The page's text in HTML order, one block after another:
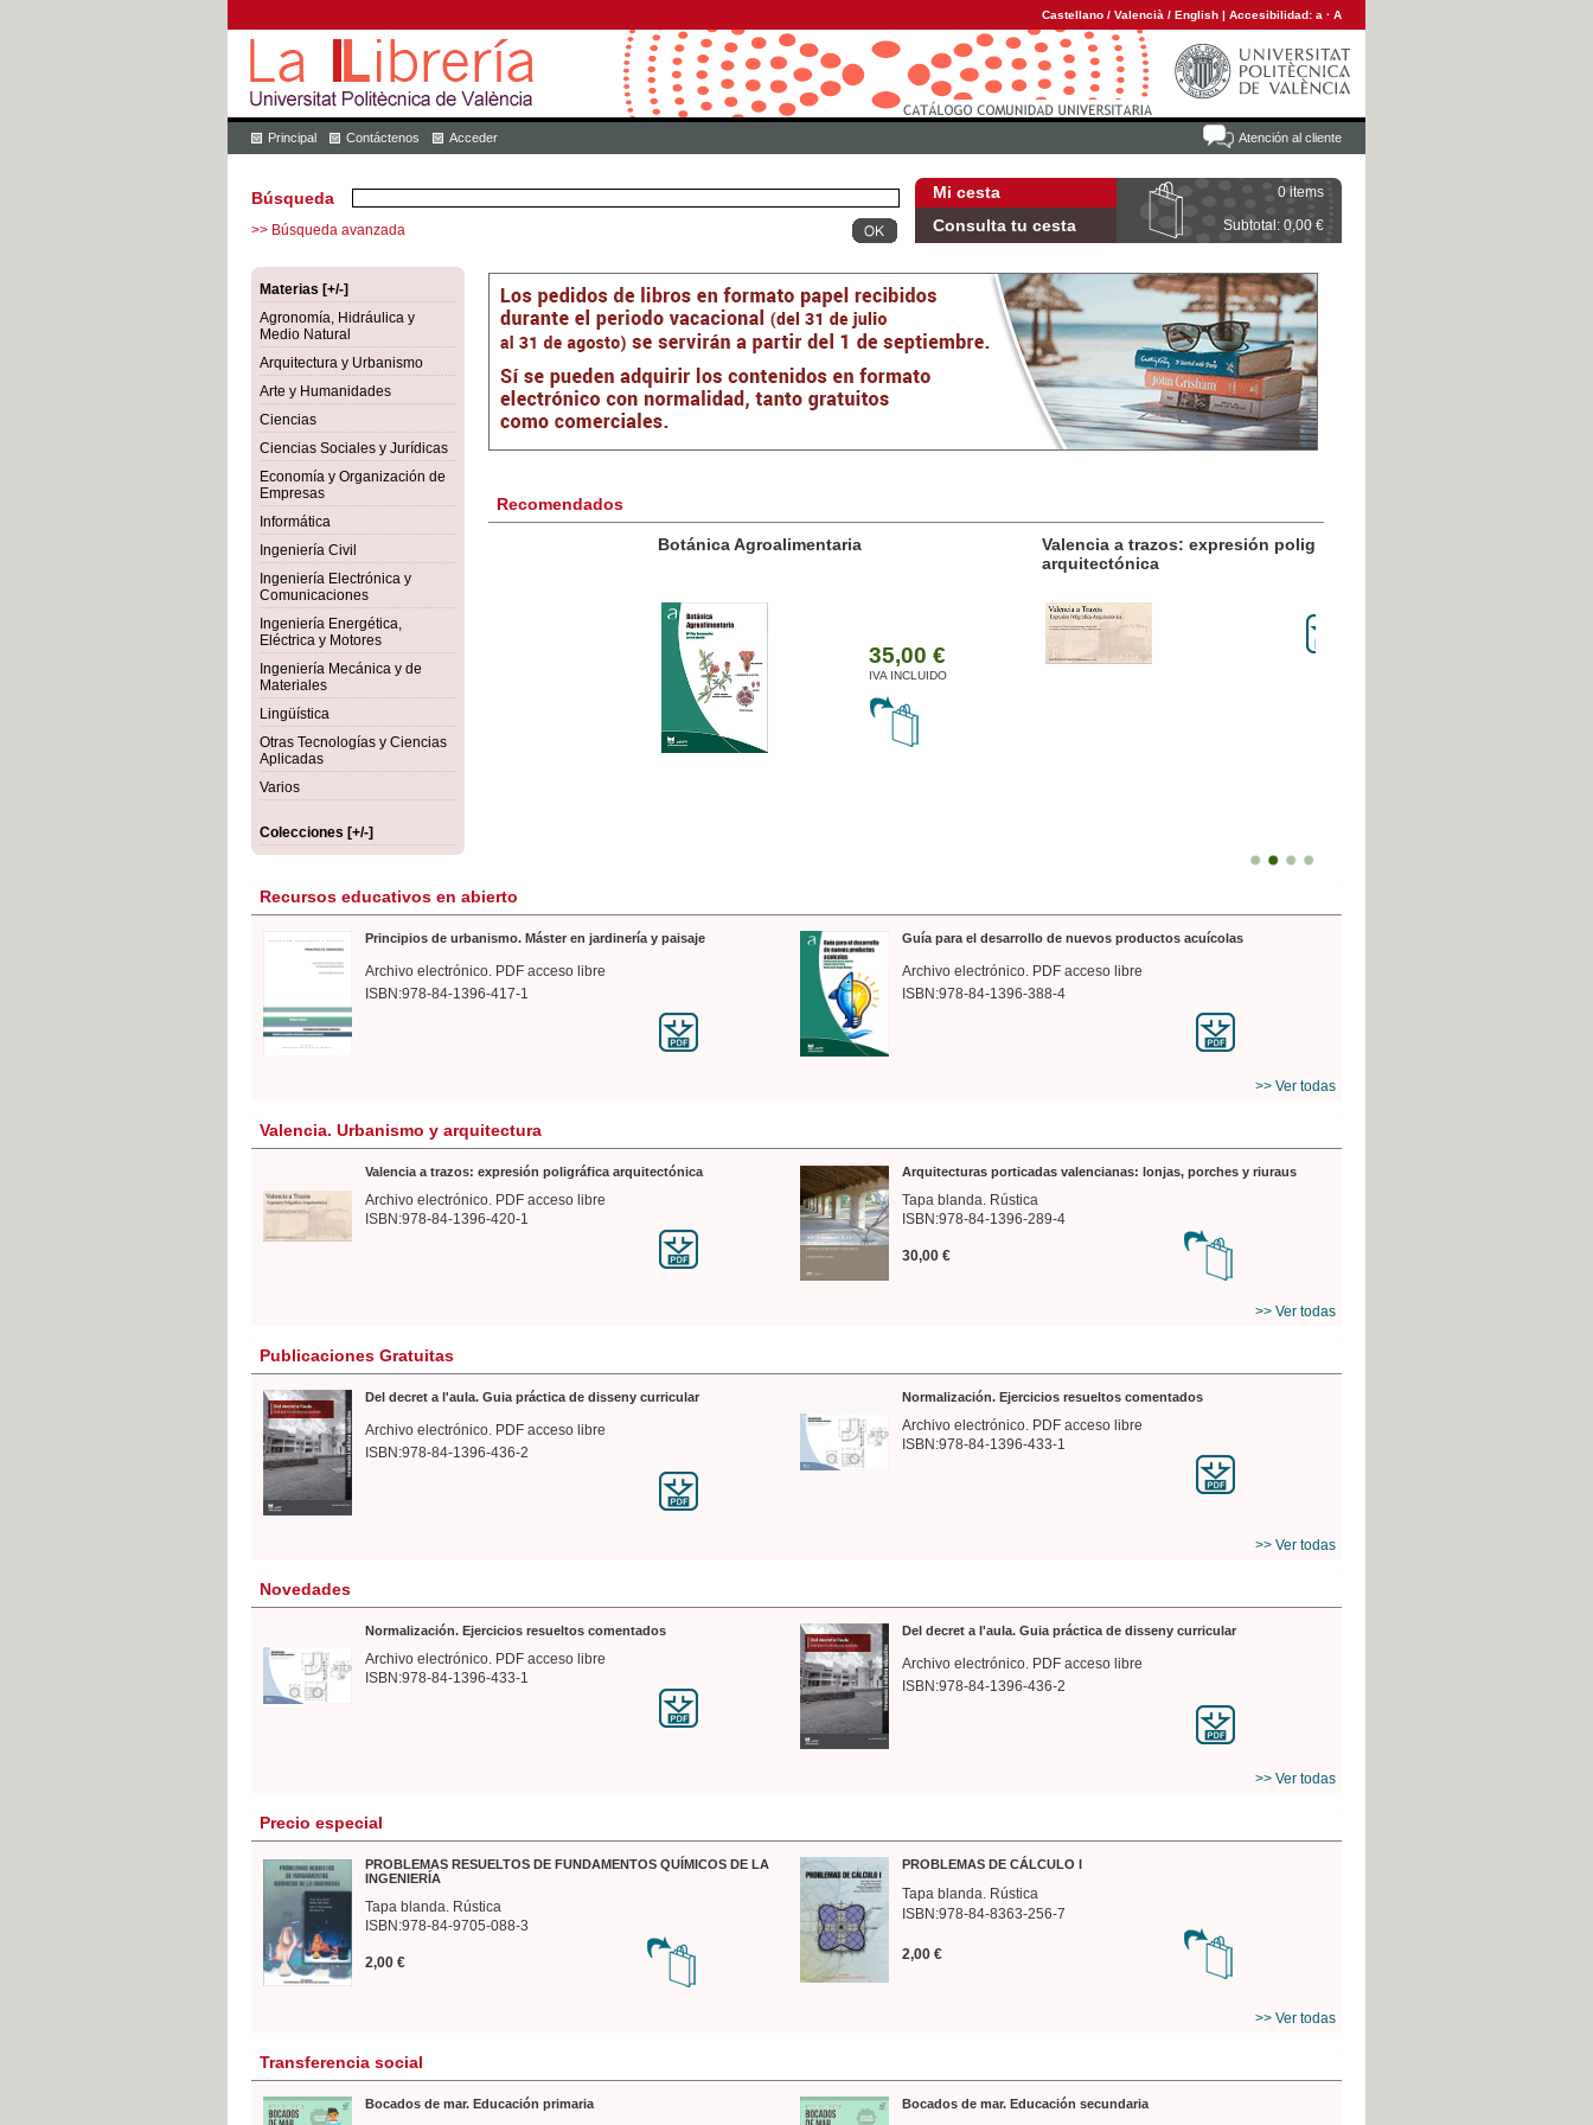
Castellano / Valencià / English | Accesibilidad: a · A
Atención al cliente
Principal Contáctenos Acceder
Mi cesta 0 items
Consulta tu cesta Subtotal: 0,00 €
Búsqueda
>> Búsqueda avanzada
Materias [+/-]
Agronomía, Hidráulica y
Medio Natural
Arquitectura y Urbanismo
Arte y Humanidades
Ciencias
Ciencias Sociales y Jurídicas
Economía y Organización de
Empresas
Informática
Ingeniería Civil
Ingeniería Electrónica y
Comunicaciones
Ingeniería Energética,
Eléctrica y Motores
Ingeniería Mecánica y de
Materiales
Lingüística
Otras Tecnologías y Ciencias
Aplicadas
Varios
Colecciones [+/-]
Recomendados
Botánica Agroalimentaria
35,00 €
IVA INCLUIDO
Valencia a trazos: expresión poligráfica
Recursos educativos en abierto
Principios de urbanismo. Máster en jardinería y paisaje
Archivo electrónico. PDF acceso libre
ISBN:978-84-1396-417-1
Guía para el desarrollo de nuevos productos acuícolas
Archivo electrónico. PDF acceso libre
ISBN:978-84-1396-388-4
>> Ver todas
Valencia. Urbanismo y arquitectura
Valencia a trazos: expresión poligráfica arquitectónica
Archivo electrónico. PDF acceso libre
ISBN:978-84-1396-420-1
Arquitecturas porticadas valencianas: lonjas, porches y riuraus
Tapa blanda. Rústica
ISBN:978-84-1396-289-4
30,00 €
>> Ver todas
Publicaciones Gratuitas
Del decret a l'aula. Guia práctica de disseny curricular
Archivo electrónico. PDF acceso libre
ISBN:978-84-1396-436-2
Normalización. Ejercicios resueltos comentados
Archivo electrónico. PDF acceso libre
ISBN:978-84-1396-433-1
>> Ver todas
Novedades
Normalización. Ejercicios resueltos comentados
Archivo electrónico. PDF acceso libre
ISBN:978-84-1396-433-1
Del decret a l'aula. Guia práctica de disseny curricular
Archivo electrónico. PDF acceso libre
ISBN:978-84-1396-436-2
>> Ver todas
Precio especial
PROBLEMAS RESUELTOS DE FUNDAMENTOS QUÍMICOS DE LA
INGENIERÍA
Tapa blanda. Rústica
ISBN:978-84-9705-088-3
2,00 €
PROBLEMAS DE CÁLCULO I
Tapa blanda. Rústica
ISBN:978-84-8363-256-7
2,00 €
>> Ver todas
Transferencia social
Bocados de mar. Educación primaria Bocados de mar. Educación secundaria